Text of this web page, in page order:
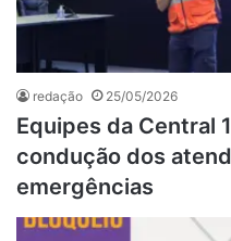
redação 25/05/2026
Equipes da Central
condução dos
emergências